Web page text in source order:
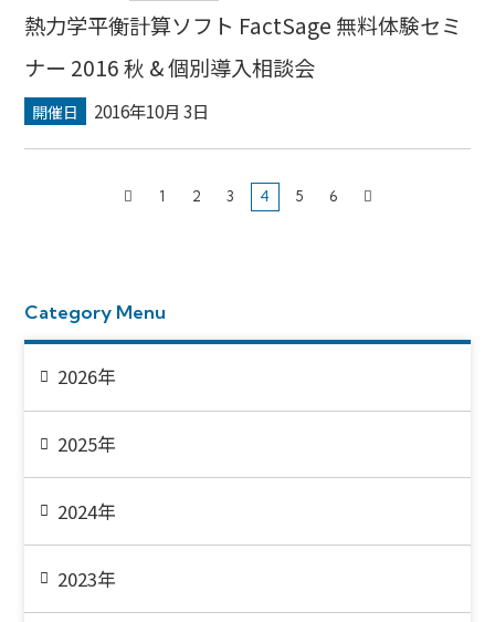
熱力学平衡計算ソフト FactSage 無料体験セミ
ナー 2016 秋 & 個別導入相談会
開催日 2016年10月 3日
1 2 3 4 5 6
Category Menu
2026年
2025年
2024年
2023年